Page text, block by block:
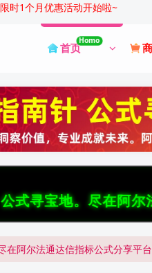
时1个月优惠活动开始啦~
首页
Homo
在阿尔法指标公
库，助您精准把握买卖点，赢在
公式，助您洞悉先机，决胜股海。
在阿尔法通达信指标公式分享平台